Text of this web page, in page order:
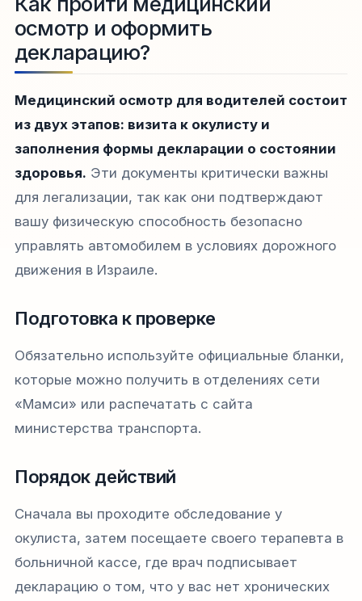
осмотр и оформить
декларацию?
Медицинский осмотр для водителей состоит
из двух этапов: визита к окулисту и
заполнения формы декларации о состоянии
здоровья. Эти документы критически важны
для легализации, так как они подтверждают
вашу физическую способность безопасно
управлять автомобилем в условиях дорожного
движения в Израиле.
Подготовка к проверке
Обязательно используйте официальные бланки,
которые можно получить в отделениях сети
«Мамси» или распечатать с сайта
министерства транспорта.
Порядок действий
Сначала вы проходите обследование у
окулиста, затем посещаете своего терапевта в
больничной кассе, где врач подписывает
декларацию о том, что у вас нет хронических